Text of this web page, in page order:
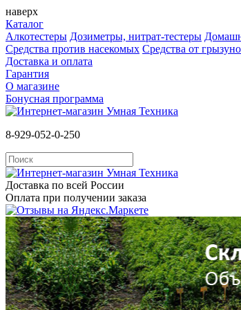
наверх
Каталог
Алкотестеры Дозиметры, нитрат-тестеры
Средства против насекомых Cредства от
Доставка и оплата
Гарантия
О магазине
Бонусная программа
8-929-052-0-250
Доставка по всей России
Оплата при получении заказа